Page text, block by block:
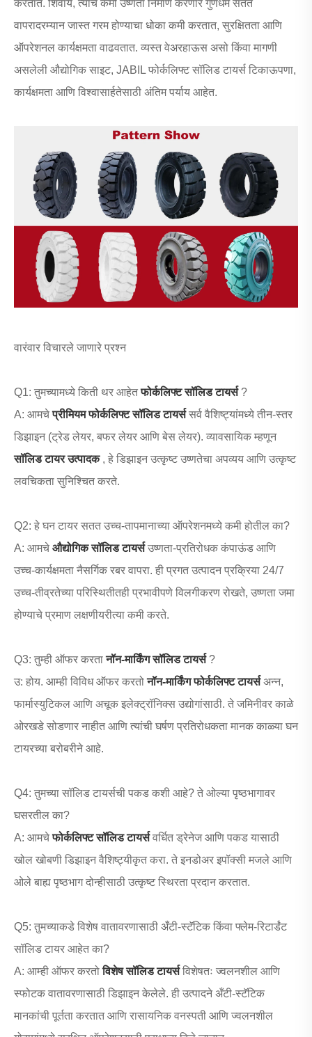
करतात. शिवाय, त्यांचे कमी उष्णता निर्माण करणारे गुणधर्म सतत
वापरादरम्यान जास्त गरम होण्याचा धोका कमी करतात, सुरक्षितता आणि
ऑपरेशनल कार्यक्षमता वाढवतात. व्यस्त वेअरहाऊस असो किंवा मागणी
असलेली औद्योगिक साइट, JABIL फोर्कलिफ्ट सॉलिड टायर्स टिकाऊपणा,
कार्यक्षमता आणि विश्वासार्हतेसाठी अंतिम पर्याय आहेत.
वारंवार विचारले जाणारे प्रश्न
Q1: तुमच्यामध्ये किती थर आहेत फोर्कलिफ्ट सॉलिड टायर्स ?
A: आमचे प्रीमियम फोर्कलिफ्ट सॉलिड टायर्स सर्व वैशिष्ट्यांमध्ये तीन-स्तर
डिझाइन (ट्रेड लेयर, बफर लेयर आणि बेस लेयर). व्यावसायिक म्हणून
सॉलिड टायर उत्पादक , हे डिझाइन उत्कृष्ट उष्णतेचा अपव्यय आणि उत्कृष्ट
लवचिकता सुनिश्चित करते.
Q2: हे घन टायर सतत उच्च-तापमानाच्या ऑपरेशनमध्ये कमी होतील का?
A: आमचे औद्योगिक सॉलिड टायर्स उष्णता-प्रतिरोधक कंपाऊंड आणि
उच्च-कार्यक्षमता नैसर्गिक रबर वापरा. ही प्रगत उत्पादन प्रक्रिया 24/7
उच्च-तीव्रतेच्या परिस्थितीतही प्रभावीपणे विलगीकरण रोखते, उष्णता जमा
होण्याचे प्रमाण लक्षणीयरीत्या कमी करते.
Q3: तुम्ही ऑफर करता नॉन-मार्किंग सॉलिड टायर्स ?
उ: होय. आम्ही विविध ऑफर करतो नॉन-मार्किंग फोर्कलिफ्ट टायर्स अन्न,
फार्मास्युटिकल आणि अचूक इलेक्ट्रॉनिक्स उद्योगांसाठी. ते जमिनीवर काळे
ओरखडे सोडणार नाहीत आणि त्यांची घर्षण प्रतिरोधकता मानक काळ्या घन
टायरच्या बरोबरीने आहे.
Q4: तुमच्या सॉलिड टायर्सची पकड कशी आहे? ते ओल्या पृष्ठभागावर
घसरतील का?
A: आमचे फोर्कलिफ्ट सॉलिड टायर्स वर्धित ड्रेनेज आणि पकड यासाठी
खोल खोबणी डिझाइन वैशिष्ट्यीकृत करा. ते इनडोअर इपॉक्सी मजले आणि
ओले बाह्य पृष्ठभाग दोन्हीसाठी उत्कृष्ट स्थिरता प्रदान करतात.
Q5: तुमच्याकडे विशेष वातावरणासाठी अँटी-स्टॅटिक किंवा फ्लेम-रिटार्डंट
सॉलिड टायर आहेत का?
A: आम्ही ऑफर करतो विशेष सॉलिड टायर्स विशेषतः ज्वलनशील आणि
स्फोटक वातावरणासाठी डिझाइन केलेले. ही उत्पादने अँटी-स्टॅटिक
मानकांची पूर्तता करतात आणि रासायनिक वनस्पती आणि ज्वलनशील